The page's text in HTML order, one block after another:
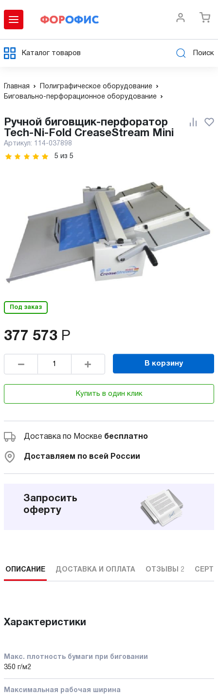
Каталог товаров Поиск
Главная
Полиграфическое оборудование
Биговально-перфорационное оборудование
Ручной биговщик-перфоратор
Tech-Ni-Fold CreaseStream Mini
Артикул: 114-037898
5 из 5
Под заказ
377 573 Р
В корзину
Купить в один клик
Доставка по Москве бесплатно
Доставляем по всей России
Запросить
оферту
ОПИСАНИЕ ДОСТАВКА И ОПЛАТА ОТЗЫВЫ 2
Характеристики
Макс. плотность бумаги при биговании
350 г/м2
Максимальная рабочая ширина